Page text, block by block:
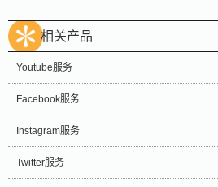
相关产品
Youtube服务
Facebook服务
Instagram服务
Twitter服务